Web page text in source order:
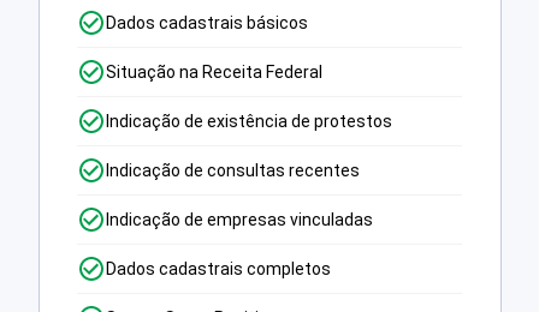
Dados cadastrais básicos
Situação na Receita Federal
Indicação de existência de protestos
Indicação de consultas recentes
Indicação de empresas vinculadas
Dados cadastrais completos